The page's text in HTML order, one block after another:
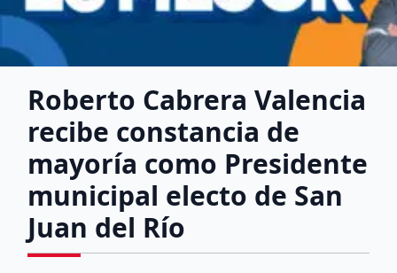
Roberto Cabrera Valencia
recibe constancia de
mayoría como Presidente
municipal electo de San
Juan del Río